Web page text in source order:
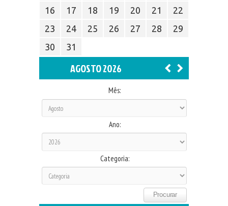
16
17 18 19 20 21
22
23
24 25 26 27 28
29
30
31
AGOSTO 2026
Mês:
Ano:
Categoria: